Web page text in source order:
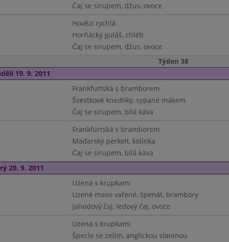
Čaj se sirupem, džus, ovoce
Hovězí rychlá
Horňácký guláš, chléb
Čaj se sirupem, džus, ovoce
Týden 38
19. 9. 2011
Frankfurtská s bramborem
Švestkové knedlíky, sypané mákem
Čaj se sirupem, bílá káva
Frankfurtská s bramborem
Maďarský perkelt, kolínka
Čaj se sirupem, bílá káva
20. 9. 2011
Uzená s krupkami
Uzené maso vařené, špenát, brambory
Jahodový čaj, ledový čaj, ovoce
Uzená s krupkami
Špecle se zelím, anglickou slaninou